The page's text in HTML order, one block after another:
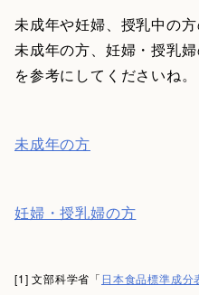
未成年や妊婦、授乳中の
未成年の方、妊婦・授乳
を参考にしてくださいね。
未成年の方
妊婦・授乳婦の方
[1] 文部科学省「 日本食品標準成